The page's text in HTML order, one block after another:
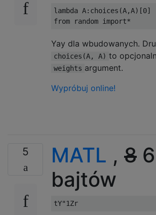
lambda A: choices (A,A)[0]
from random import*
Yay dla wbudowanych.
choices(A, A) to
weights argument.
Wypróbuj online!
5 MATL , 8 6
bajtów